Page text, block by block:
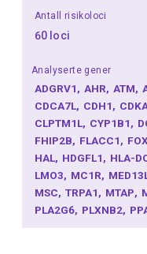
Antall risikoloci
60 loci
Analyserte gener
ADGRV1 AHR ATM
CDCA7L CDH1
CLPTM1L CYP1B1
FHIP2B FLACC1
HAL HDGFL1 HLA-
LMO3 MC1R
MSC TRPA1 MTAP
PLA2G6 PLXNB2
RTEL1-TNFRSF6B